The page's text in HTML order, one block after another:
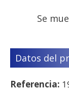
Se
Datos del
Referencia: